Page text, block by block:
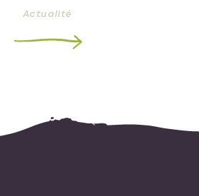
Actualité